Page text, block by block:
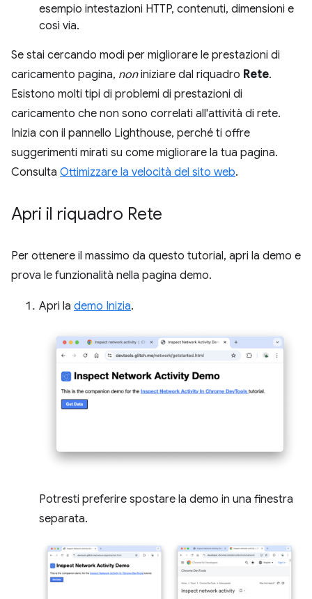
esempio intestazioni HTTP, contenuti, dimensioni e
così via.
Se stai cercando modi per migliorare le prestazioni di
caricamento pagina, noniniziare dal riquadro Rete.
Esistono molti tipi di problemi di prestazioni di
caricamento che non sono correlati all'attività di rete.
Inizia con il pannello Lighthouse, perché ti offre
suggerimenti mirati su come migliorare la tua pagina.
Consulta Ottimizzare la velocità del sito web.
Apri il riquadro Rete
Per ottenere il massimo da questo tutorial, apri la demo e
prova le funzionalità nella pagina demo.
Apri la demo Inizia.
Potresti preferire spostare la demo in una finestra
separata.